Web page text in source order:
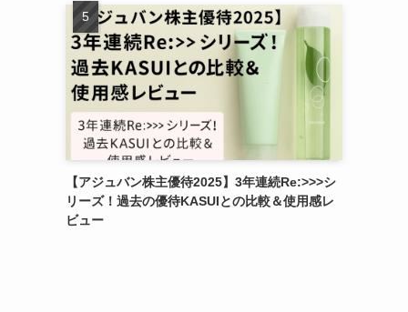
【アジュバン株主優待2025】3年連続Re:>>>シ
リーズ！過去の優待KASUIとの比較＆使用感レ
ビュー